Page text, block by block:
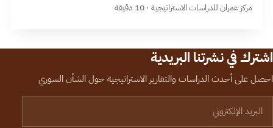
مركز عمران للدراسات الاستراتيجية · 10 دقيقة
اشترك في نشرتنا البريدية
احصل على أحدث الدراسات والتقارير الاستراتيجية حول الشأن السوري